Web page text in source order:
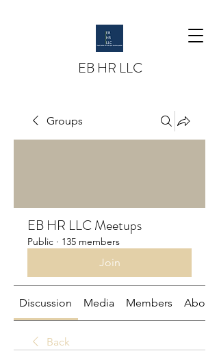
EB HR LLC
Groups
EB HR LLC Meetups
Public · 135 members
Join
Discussion Media Members About
Back